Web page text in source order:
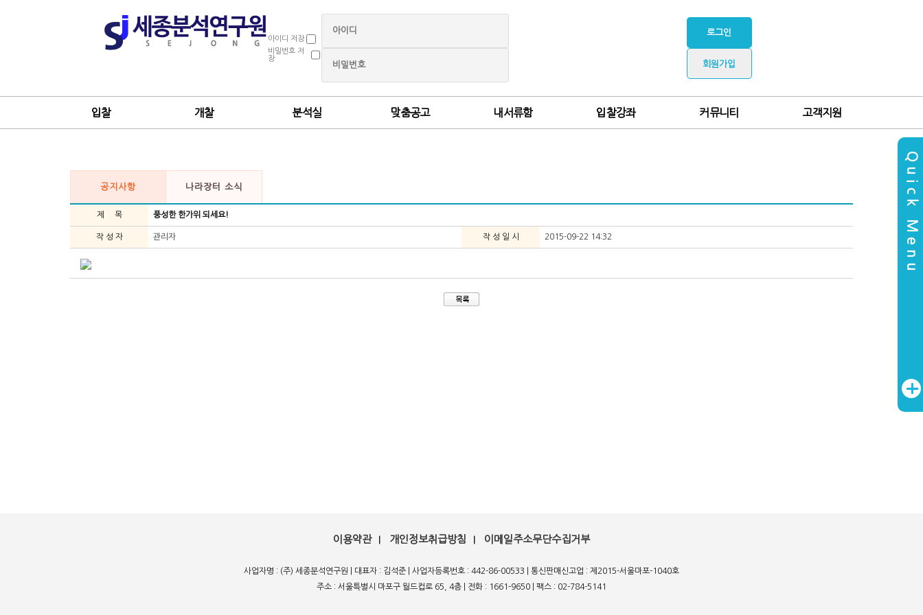
아이디 저장
비밀번호 저
장
로그인
회원가입
입찰 개찰 분석실 맞춤공고 내서류함 입찰강좌 커뮤니티 고객지원
공지사항 나라장터 소식
제 목 풍성한 한가위 되세요!
작 성 자 관리자 작 성 일 시 2015-09-22 14:32
이용약관 개인정보취급방침 이메일주소무단수집거부
사업자명 : (주) 세종분석연구원 | 대표자 : 김석준 | 사업자등록번호 : 442-86-00533 | 통신판매신고업 : 제2015-서울마포-1040호
주소 : 서울특별시 마포구 월드컵로 65, 4층 | 전화 : 1661-9650 | 팩스 : 02-784-5141
Quick Menu